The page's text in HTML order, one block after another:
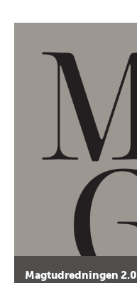
Magtudredningen 2.0